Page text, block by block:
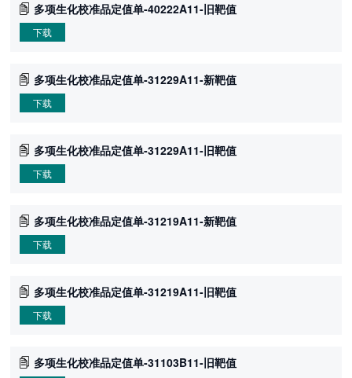
多项生化校准品定值单-40222A11-旧靶值
下载
多项生化校准品定值单-31229A11-新靶值
下载
多项生化校准品定值单-31229A11-旧靶值
下载
多项生化校准品定值单-31219A11-新靶值
下载
多项生化校准品定值单-31219A11-旧靶值
下载
多项生化校准品定值单-31103B11-旧靶值